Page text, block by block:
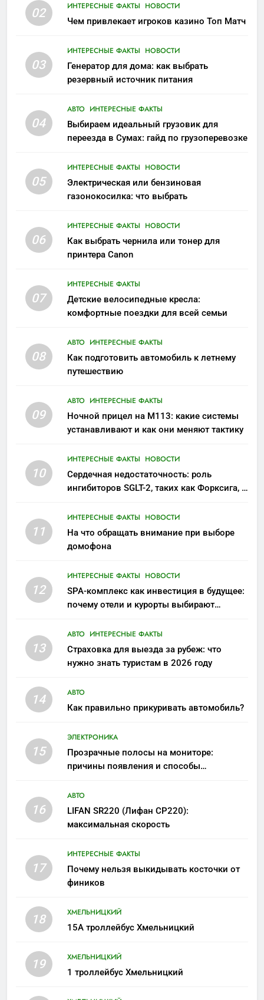
02 ИНТЕРЕСНЫЕ ФАКТЫ НОВОСТИ
Чем привлекает игроков казино Топ Матч
03
ИНТЕРЕСНЫЕ ФАКТЫ НОВОСТИ
Генератор для дома: как выбрать
резервный источник питания
04
АВТО ИНТЕРЕСНЫЕ ФАКТЫ
Выбираем идеальный грузовик для
переезда в Сумах: гайд по грузоперевозке
05
ИНТЕРЕСНЫЕ ФАКТЫ НОВОСТИ
Электрическая или бензиновая
газонокосилка: что выбрать
06
ИНТЕРЕСНЫЕ ФАКТЫ НОВОСТИ
Как выбрать чернила или тонер для
принтера Canon
07
ИНТЕРЕСНЫЕ ФАКТЫ
Детские велосипедные кресла:
комфортные поездки для всей семьи
08
АВТО ИНТЕРЕСНЫЕ ФАКТЫ
Как подготовить автомобиль к летнему
путешествию
09
АВТО ИНТЕРЕСНЫЕ ФАКТЫ
Ночной прицел на M113: какие системы
устанавливают и как они меняют тактику
10
ИНТЕРЕСНЫЕ ФАКТЫ НОВОСТИ
Сердечная недостаточность: роль
ингибиторов SGLT-2, таких как Форксига, в
11
ИНТЕРЕСНЫЕ ФАКТЫ НОВОСТИ
На что обращать внимание при выборе
домофона
12
ИНТЕРЕСНЫЕ ФАКТЫ НОВОСТИ
SPA-комплекс как инвестиция в будущее:
почему отели и курорты выбирают
13
АВТО ИНТЕРЕСНЫЕ ФАКТЫ
Страховка для выезда за рубеж: что
нужно знать туристам в 2026 году
14
АВТО
Как правильно прикуривать автомобиль?
15
ЭЛЕКТРОНИКА
Прозрачные полосы на мониторе:
причины появления и способы
16
АВТО
LIFAN SR220 (Лифан СР220):
максимальная скорость
17
ИНТЕРЕСНЫЕ ФАКТЫ
Почему нельзя выкидывать косточки от
фиников
18
ХМЕЛЬНИЦКИЙ
15А троллейбус Хмельницкий
19
ХМЕЛЬНИЦКИЙ
1 троллейбус Хмельницкий